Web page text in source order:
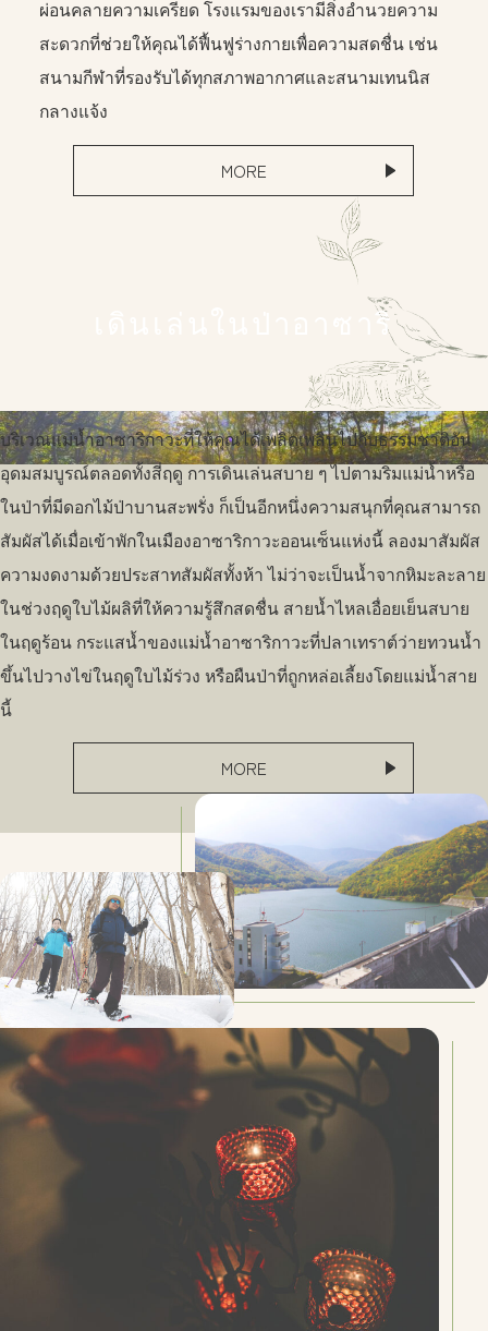
ผ่อนคลายความเครียด โรงแรมของเรามีสิ่งอำนวยความ
สะดวกที่ช่วยให้คุณได้ฟื้นฟูร่างกายเพื่อความสดชื่น เช่น
สนามกีฬาที่รองรับได้ทุกสภาพอากาศและสนามเทนนิส
กลางแจ้ง
MORE
เดินเล่นในป่าอาซาริ
บริเวณแม่น้ำอาซาริกาวะที่ให้คุณได้เพลิดเพลินไปกับธรรมชาติอัน
อุดมสมบูรณ์ตลอดทั้งสี่ฤดู การเดินเล่นสบาย ๆ ไปตามริมแม่น้ำหรือ
ในป่าที่มีดอกไม้ป่าบานสะพรั่ง ก็เป็นอีกหนึ่งความสนุกที่คุณสามารถ
สัมผัสได้เมื่อเข้าพักในเมืองอาซาริกาวะออนเซ็นแห่งนี้ ลองมาสัมผัส
ความงดงามด้วยประสาทสัมผัสทั้งห้า ไม่ว่าจะเป็นน้ำจากหิมะละลาย
ในช่วงฤดูใบไม้ผลิที่ให้ความรู้สึกสดชื่น สายน้ำไหลเอื่อยเย็นสบาย
ในฤดูร้อน กระแสน้ำของแม่น้ำอาซาริกาวะที่ปลาเทราต์ว่ายทวนน้ำ
ขึ้นไปวางไข่ในฤดูใบไม้ร่วง หรือผืนป่าที่ถูกหล่อเลี้ยงโดยแม่น้ำสาย
นี้
MORE